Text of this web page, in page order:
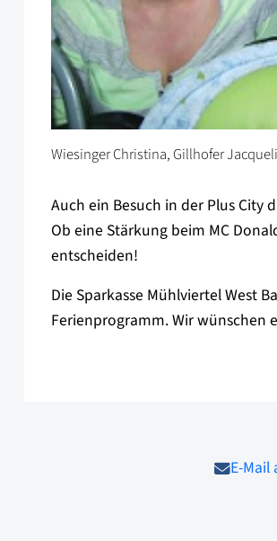
Wiesinger Christina, Gillhofer
Auch ein Besuch in der Plus
Ob eine Stärkung beim MC
entscheiden!
Die Sparkasse Mühlviertel West
Ferienprogramm. Wir wünschen
E-Mail